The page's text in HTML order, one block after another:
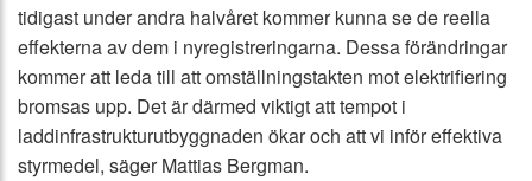
tidigast under andra halvåret kommer kunna se de reella
effekterna av dem i nyregistreringarna. Dessa förändringar
kommer att leda till att omställningstakten mot elektrifiering
bromsas upp. Det är därmed viktigt att tempot i
laddinfrastrukturutbyggnaden ökar och att vi inför effektiva
styrmedel, säger Mattias Bergman.